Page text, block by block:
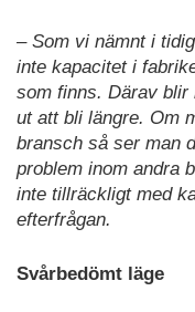
– Som vi nämnt i
inte kapacitet i
som finns. Därav blir
ut att bli längre. Om
bransch så ser man
problem inom andra
inte tillräckligt med
efterfrågan.
Svårbedömt läge